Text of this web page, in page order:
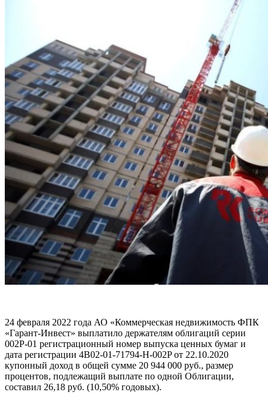
24 февраля 2022 года АО «Коммерческая недвижимость ФПК
«Гарант-Инвест» выплатило держателям облигаций серии
002Р-01 регистрационный номер выпуска ценных бумаг и
дата регистрации 4B02-01-71794-H-002P от 22.10.2020
купонный доход в общей сумме 20 944 000 руб., размер
процентов, подлежащий выплате по одной Облигации,
составил 26,18 руб. (10,50% годовых).